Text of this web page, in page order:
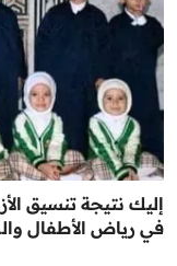
في رياض الأطفال